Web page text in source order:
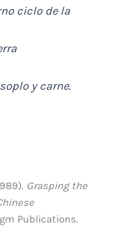
ciclo de la
y carne.
Grasping the
Publications.